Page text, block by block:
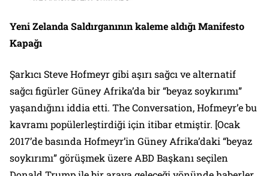
Yeni Zelanda Saldırganının kaleme aldığı Manifesto
Kapağı
Şarkıcı Steve Hofmeyr gibi aşırı sağcı ve alternatif
sağcı figürler Güney Afrika’da bir “beyaz soykırımı”
yaşandığını iddia etti. The Conversation, Hofmeyr’e bu
kavramı popülerleştirdiği için itibar etmiştir. [Ocak
2017’de basında Hofmeyr’in Güney Afrika’daki “beyaz
soykırımı” görüşmek üzere ABD Başkanı seçilen